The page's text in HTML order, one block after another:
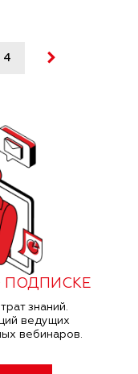
4
ПОДПИСКЕ
знаний.
ведущих
вебинаров.